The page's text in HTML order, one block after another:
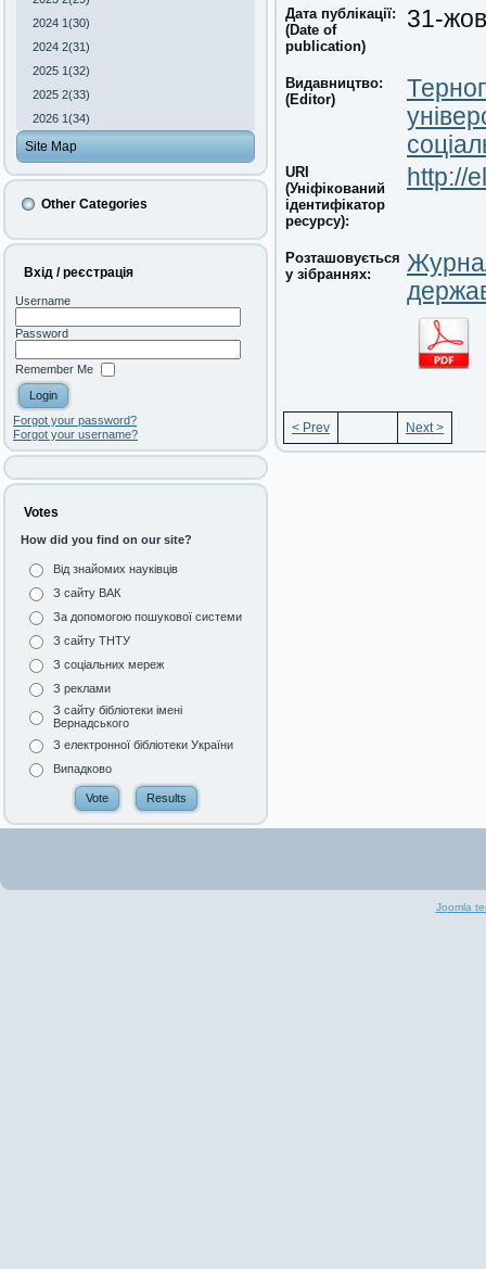
2024 1(30)
2024 2(31)
2025 1(32)
2025 2(33)
2026 1(34)
Site Map
Other Categories
Вхід / реєстрація
Username
Password
Remember Me
Forgot your password?
Forgot your username?
Votes
How did you find on our site?
Від знайомих науківців
З сайту ВАК
За допомогою пошукової системи
З сайту ТНТУ
З соціальних мереж
З реклами
З сайту бібліотеки імені
Вернадського
З електронної бібліотеки України
Випадково
Дата публікації:
(Date of
publication)
31-
Видавництво:
(Editor)
URI
(Уніфікований
ідентифікатор
ресурсу):
http://
Розташовується
у зібраннях:
< Prev Next >
Joomla